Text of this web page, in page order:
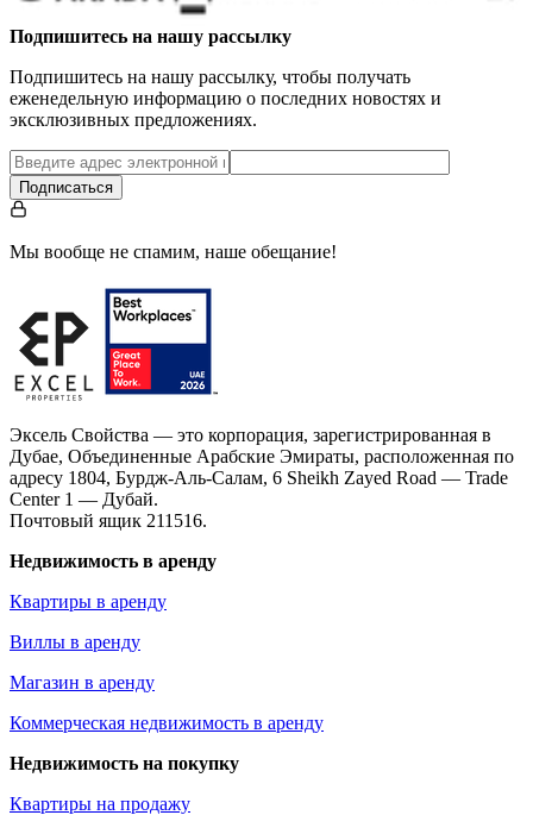
Подпишитесь на нашу рассылку
Подпишитесь на нашу рассылку, чтобы получать
еженедельную информацию о последних новостях и
эксклюзивных предложениях.
Подписаться
Мы вообще не спамим, наше обещание!
Эксель Свойства — это корпорация, зарегистрированная в
Дубае, Объединенные Арабские Эмираты, расположенная по
адресу 1804, Бурдж-Аль-Салам, 6 Sheikh Zayed Road — Trade
Center 1 — Дубай.
Почтовый ящик 211516.
Недвижимость в аренду
Квартиры в аренду
Виллы в аренду
Магазин в аренду
Коммерческая недвижимость в аренду
Недвижимость на покупку
Квартиры на продажу